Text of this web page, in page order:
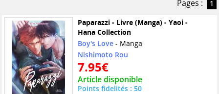
Pages :
1
Paparazzi - Livre (Manga) - Yaoi -
Hana Collection
Boy's Love- Manga
Nishimoto Rou
7.95€
Article disponible
Points fidelités : 50